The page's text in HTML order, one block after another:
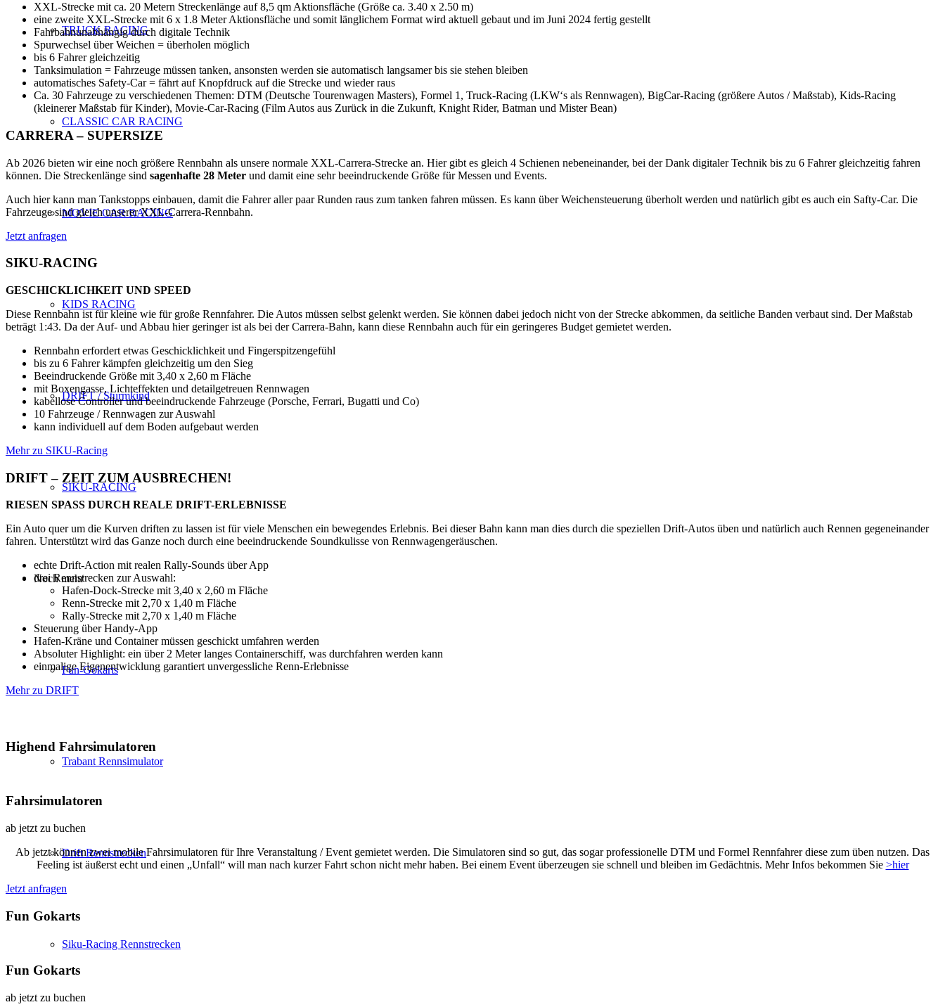
TRUCK RACING
CLASSIC CAR RACING
MOVIE CAR RACING
KIDS RACING
DRIFT / Sturmkind
SIKU-RACING
Noch mehr
Fun-Gokarts
Trabant Rennsimulator
Drift Rennstrecken
Siku-Racing Rennstrecken
XXL-Strecke mit ca. 20 Metern Streckenlänge auf 8,5 qm Aktionsfläche (Größe ca. 3.40 x 2.50 m)
eine zweite XXL-Strecke mit 6 x 1.8 Meter Aktionsfläche und somit länglichem Format wird aktuell gebaut und im Juni 2024 fertig gestellt
Fahrbahnunabhängig durch digitale Technik
Spurwechsel über Weichen = überholen möglich
bis 6 Fahrer gleichzeitig
Tanksimulation = Fahrzeuge müssen tanken, ansonsten werden sie automatisch langsamer bis sie stehen bleiben
automatisches Safety-Car = fährt auf Knopfdruck auf die Strecke und wieder raus
Ca. 30 Fahrzeuge zu verschiedenen Themen: DTM (Deutsche Tourenwagen Masters), Formel 1, Truck-Racing (LKW‘s als Rennwagen), BigCar-Racing (größere Autos / Maßstab), Kids-Racing
(kleinerer Maßstab für Kinder), Movie-Car-Racing (Film Autos aus Zurück in die Zukunft, Knight Rider, Batman und Mister Bean)
CARRERA – SUPERSIZE
Ab 2026 bieten wir eine noch größere Rennbahn als unsere normale XXL-Carrera-Strecke an. Hier gibt es gleich 4 Schienen nebeneinander, bei der Dank digitaler Technik bis zu 6 Fahrer gleichzeitig fahren
können. Die Streckenlänge sind sagenhafte 28 Meter und damit eine sehr beeindruckende Größe für Messen und Events.
Auch hier kann man Tankstopps einbauen, damit die Fahrer aller paar Runden raus zum tanken fahren müssen. Es kann über Weichensteuerung überholt werden und natürlich gibt es auch ein Safty-Car. Die
Fahrzeuge sind gleich unserer XXL-Carrera-Rennbahn.
Jetzt anfragen
SIKU-RACING
GESCHICKLICHKEIT UND SPEED
Diese Rennbahn ist für kleine wie für große Rennfahrer. Die Autos müssen selbst gelenkt werden. Sie können dabei jedoch nicht von der Strecke abkommen, da seitliche Banden verbaut sind. Der Maßstab
beträgt 1:43. Da der Auf- und Abbau hier geringer ist als bei der Carrera-Bahn, kann diese Rennbahn auch für ein geringeres Budget gemietet werden.
Rennbahn erfordert etwas Geschicklichkeit und Fingerspitzengefühl
bis zu 6 Fahrer kämpfen gleichzeitig um den Sieg
Beeindruckende Größe mit 3,40 x 2,60 m Fläche
mit Boxengasse, Lichteffekten und detailgetreuen Rennwagen
kabellose Controller und beeindruckende Fahrzeuge (Porsche, Ferrari, Bugatti und Co)
10 Fahrzeuge / Rennwagen zur Auswahl
kann individuell auf dem Boden aufgebaut werden
Mehr zu SIKU-Racing
DRIFT – ZEIT ZUM AUSBRECHEN!
RIESEN SPASS DURCH REALE DRIFT-ERLEBNISSE
Ein Auto quer um die Kurven driften zu lassen ist für viele Menschen ein bewegendes Erlebnis. Bei dieser Bahn kann man dies durch die speziellen Drift-Autos üben und natürlich auch Rennen gegeneinander
fahren. Unterstützt wird das Ganze noch durch eine beeindruckende Soundkulisse von Rennwagengeräuschen.
echte Drift-Action mit realen Rally-Sounds über App
drei Rennstrecken zur Auswahl:
Hafen-Dock-Strecke mit 3,40 x 2,60 m Fläche
Renn-Strecke mit 2,70 x 1,40 m Fläche
Rally-Strecke mit 2,70 x 1,40 m Fläche
Steuerung über Handy-App
Hafen-Kräne und Container müssen geschickt umfahren werden
Absoluter Highlight: ein über 2 Meter langes Containerschiff, was durchfahren werden kann
einmalige Eigenentwicklung garantiert unvergessliche Renn-Erlebnisse
Mehr zu DRIFT
Highend Fahrsimulatoren
Fahrsimulatoren
ab jetzt zu buchen
Ab jetzt können zwei mobile Fahrsimulatoren für Ihre Veranstaltung / Event gemietet werden. Die Simulatoren sind so gut, das sogar professionelle DTM und Formel Rennfahrer diese zum üben nutzen. Das
Feeling ist äußerst echt und einen „Unfall“ will man nach kurzer Fahrt schon nicht mehr haben. Bei einem Event überzeugen sie schnell und bleiben im Gedächtnis. Mehr Infos bekommen Sie >hier
Jetzt anfragen
Fun Gokarts
Fun Gokarts
ab jetzt zu buchen